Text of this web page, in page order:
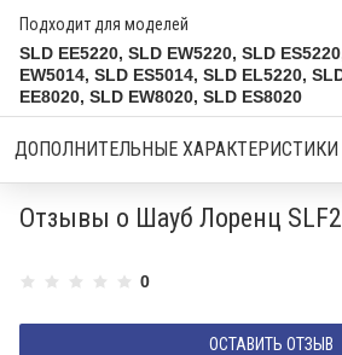
Подходит для моделей
SLD EE5220, SLD EW5220, SLD
EW5014, SLD ES5014, SLD EL5220,
EE8020, SLD EW8020, SLD ES8020
ДОПОЛНИТЕЛЬНЫЕ ХАРАКТЕРИСТИКИ
Отзывы о Шауб Лоренц
ОСТАВИТЬ ОТЗЫВ
0